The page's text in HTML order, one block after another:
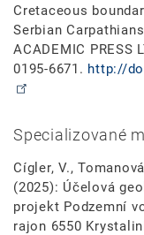
Cretaceous
Serbian
ACADEMIC PRESS
0195-6671. http://
Specializované
Cígler, V.,
(2025): Účelová
projekt Podzemní
rajon 6550